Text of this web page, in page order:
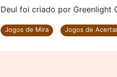
Deul foi criado por Greenlight
Jogos de Mira Jogos de